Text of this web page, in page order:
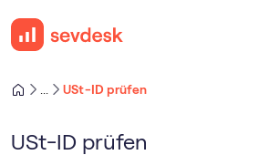
USt-ID prüfen
USt-ID prüfen